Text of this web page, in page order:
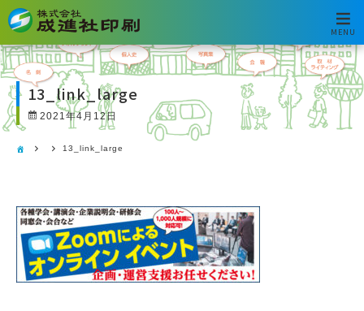
MENU
13_link_large
2021年4月12日
13_link_large